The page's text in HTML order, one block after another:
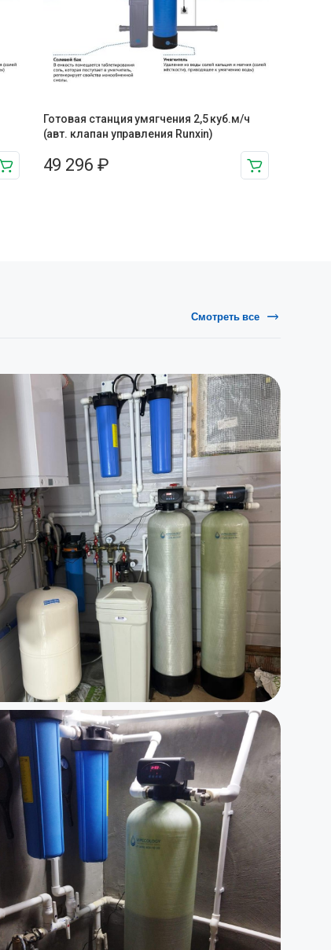
Готовая станция умягчения 2,5 куб.м/ч
(авт. клапан управления Runxin)
49 296₽
Смотреть все